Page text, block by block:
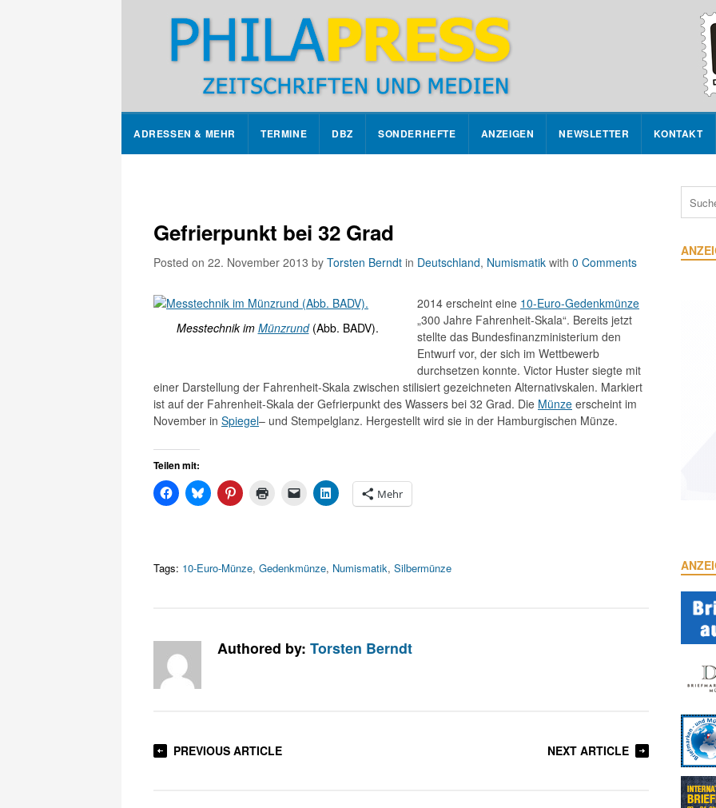
ADRESSEN & MEHR TERMINE DBZ SONDERHEFTE ANZEIGEN NEWSLETTER KONTAKT
Gefrierpunkt bei 32 Grad
Posted on 22. November 2013 by Torsten Berndt in Deutschland, Numismatik with 0 Comments
Messtechnik im Münzrund(Abb. BADV).
2014 erscheint eine 10-Euro-Gedenkmünze
„300 Jahre Fahrenheit-Skala“. Bereits jetzt
stellte das Bundesfinanzministerium den
Entwurf vor, der sich im Wettbewerb
durchsetzen konnte. Victor Huster siegte mit
einer Darstellung der Fahrenheit-Skala zwischen stilisiert gezeichneten Alternativskalen. Markiert
ist auf der Fahrenheit-Skala der Gefrierpunkt des Wassers bei 32 Grad. Die Münze erscheint im
November in Spiegel– und Stempelglanz. Hergestellt wird sie in der Hamburgischen Münze.
Teilen mit:
Mehr
Tags: 10-Euro-Münze, Gedenkmünze, Numismatik, Silbermünze
Authored by: Torsten Berndt
PREVIOUS ARTICLE NEXT ARTICLE